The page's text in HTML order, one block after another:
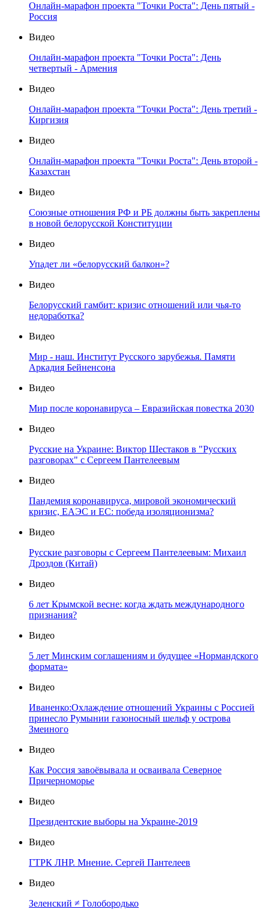
Онлайн-марафон проекта "Точки Роста": День пятый -
Россия
Видео
Онлайн-марафон проекта "Точки Роста": День
четвертый - Армения
Видео
Онлайн-марафон проекта "Точки Роста": День третий -
Киргизия
Видео
Онлайн-марафон проекта "Точки Роста": День второй -
Казахстан
Видео
Союзные отношения РФ и РБ должны быть закреплены
в новой белорусской Конституции
Видео
Упадет ли «белорусский балкон»?
Видео
Белорусский гамбит: кризис отношений или чья-то
недоработка?
Видео
Мир - наш. Институт Русского зарубежья. Памяти
Аркадия Бейненсона
Видео
Мир после коронавируса – Евразийская повестка 2030
Видео
Русские на Украине: Виктор Шестаков в "Русских
разговорах" с Сергеем Пантелеевым
Видео
Пандемия коронавируса, мировой экономический
кризис, ЕАЭС и ЕС: победа изоляционизма?
Видео
Русские разговоры с Сергеем Пантелеевым: Михаил
Дроздов (Китай)
Видео
6 лет Крымской весне: когда ждать международного
признания?
Видео
5 лет Минским соглашениям и будущее «Нормандского
формата»
Видео
Иваненко:Охлаждение отношений Украины с Россией
принесло Румынии газоносный шельф у острова
Змеиного
Видео
Как Россия завоёвывала и осваивала Северное
Причерноморье
Видео
Президентские выборы на Украине-2019
Видео
ГТРК ЛНР. Мнение. Сергей Пантелеев
Видео
Зеленский ≠ Голобородько